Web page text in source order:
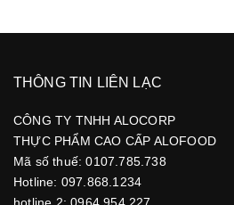
THÔNG TIN LIÊN LẠC
CÔNG TY TNHH ALOCORP
THỰC PHẨM CAO CẤP ALOFOOD
Mã số thuế: 0107.785.738
Hotline: 097.868.1234
hotline 2: 0964.954.227